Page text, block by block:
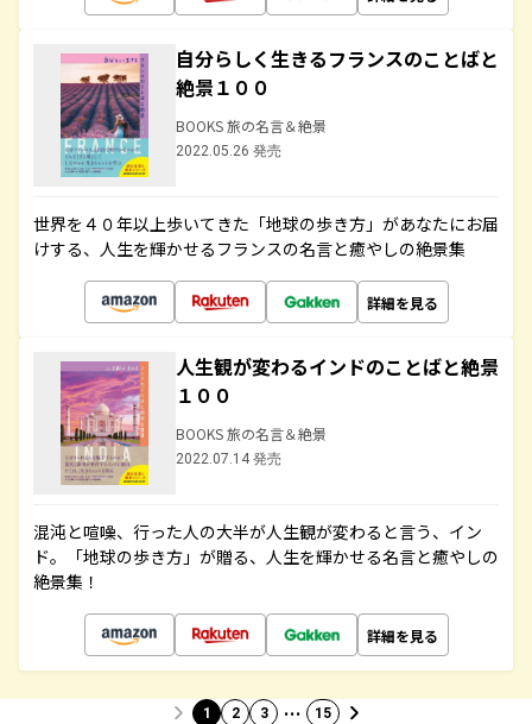
自分らしく生きるフランスのことばと
絶景１００
BOOKS 旅の名言＆絶景
2022.05.26 発売
世界を４０年以上歩いてきた「地球の歩き方」があなたにお届
けする、人生を輝かせるフランスの名言と癒やしの絶景集
詳細を見る
人生観が変わるインドのことばと絶景
１００
BOOKS 旅の名言＆絶景
2022.07.14 発売
混沌と喧噪、行った人の大半が人生観が変わると言う、イン
ド。「地球の歩き方」が贈る、人生を輝かせる名言と癒やしの
絶景集！
詳細を見る
1 2 3 … 15